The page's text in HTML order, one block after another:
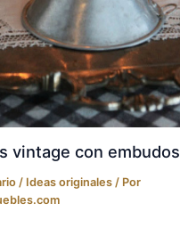
vintage con embudos
/ Ideas originales / Por